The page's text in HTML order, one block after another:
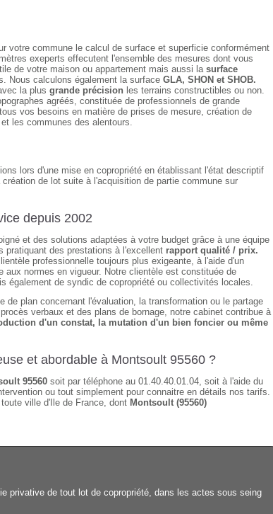
votre commune le calcul de surface et superficie conformément
exeperts effecutent l'ensemble des mesures dont vous
de votre maison ou appartement mais aussi lasurface
Nous calculons également la surface GLA, SHON et SHOB.
la plus grande précision les terrains constructibles ou non.
agréés, constituée de professionnels de grande
vos besoins en matière de prises de mesure, création de
et les communes des alentours.
lors d'une mise en copropriété en établissant l'état descriptif
de lot suite à l'acquisition de partie commune sur
depuis 2002
et des solutions adaptées à votre budget grâce à une équipe
pratiquant des prestations à l'excellent rapport qualité / prix.
professionnelle toujours plus exigeante, à l'aide d'un
normes en vigueur. Notre clientèle est constituée de
également de syndic de copropriété ou collectivités locales.
de plan concernant l'évaluation, la transformation ou le partage
verbaux et des plans de bornage, notre cabinet contribue à
d'un constat, la mutation d'un bien foncier ou même
et abordable à Montsoult 95560 ?
95560 soit par téléphone au 01.40.40.01.04, soit à l'aide du
ou tout simplement pour connaitre en détails nos tarifs.
ville d'Ile de France, dont Montsoult (95560)
privative de tout lot de copropriété, dans les actes sous seing